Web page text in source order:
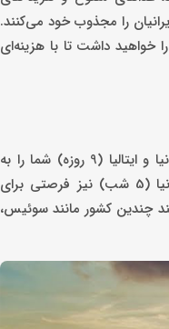
را مجذوب خود می‌کنند.
خواهید داشت تا با هزینه‌ای
قصر شیرین مجموعه‌ای از بهترین تورهای اروپایی، شامل تورهای تک‌مقصدی و ترکیبی، ارائه می‌دهد.تور ترکیبی فرانسه، اسپانیا و ایتالیا (9 روزه) شما را به
پاریس، بارسلونا و رم می‌برد، جایی که می‌توانید از برج ایفل، ساگرادا فامیلیا و کولوسئوم بازدید کنید. تور تک‌مقصدی اسپانیا (5 شب) نیز فرصتی برای
کسانی طراحی شده که می‌خواهند چندین کشور مانند سوئیس،